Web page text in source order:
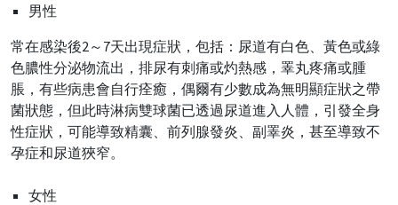
男性
常在感染後2～7天出現症狀，包括：尿道有白色、黃色或綠
色膿性分泌物流出，排尿有刺痛或灼熱感，睪丸疼痛或腫
脹，有些病患會自行痊癒，偶爾有少數成為無明顯症狀之帶
菌狀態，但此時淋病雙球菌已透過尿道進入人體，引發全身
性症狀，可能導致精囊、前列腺發炎、副睪炎，甚至導致不
孕症和尿道狹窄。
女性